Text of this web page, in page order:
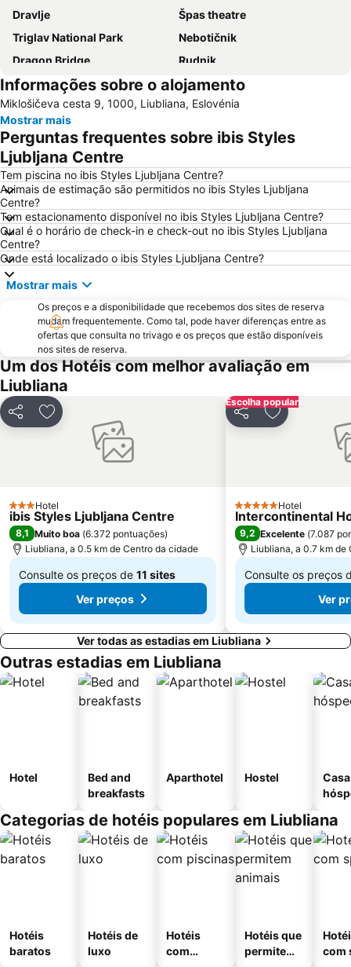
Dravlje
Špas theatre
Triglav National Park
Nebotičnik
Dragon Bridge
Rudnik
Velika planina
Ljubljana walking tour and tourist train ride
Ljubljana Town Hall
Atlantis
Moste
Polje
São Martinho
Informações sobre o alojamento
Miklošičeva cesta 9, 1000, Liubliana, Eslovénia
Mostrar mais
Perguntas frequentes sobre ibis Styles
Ljubljana Centre
Tem piscina no ibis Styles Ljubljana Centre?
Animais de estimação são permitidos no ibis Styles Ljubljana
Centre?
Tem estacionamento disponível no ibis Styles Ljubljana Centre?
Qual é o horário de check-in e check-out no ibis Styles Ljubljana
Centre?
Onde está localizado o ibis Styles Ljubljana Centre?
Mostrar mais
Os preços e a disponibilidade que recebemos dos sites de reserva
mudam frequentemente. Como tal, pode haver diferenças entre as
ofertas que consulta no trivago e os preços que estão disponíveis
nos sites de reserva.
Um dos Hotéis com melhor avaliação em
Liubliana
PartilharAdicionar aos favoritos
3 Estrelas
Hotel
ibis Styles Ljubljana Centre
8,1 Muito boa (6.372 pontuações)
Liubliana, a 0.5 km de Centro da cidade
Consulte os preços de 11 sites
De
€ 73 Ver preços
Escolha popular
PartilharAdicionar
5 EstrelasHotel
Intercontinental
9,2 Excelente (7.087
Liubliana, a 0.7 km de
Consulte os preços
De
€ 250 Ver
Ver todas as estadias em Liubliana
Outras estadias em Liubliana
Hotel
Bed and
breakfasts
Aparthotel Hostel
Categorias de hotéis populares em Liubliana
Hotéis
baratos
Hotéis de
luxo
Hotéis
com
Hotéis que
permitem
com